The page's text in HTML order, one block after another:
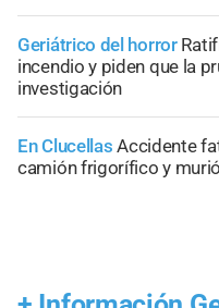
Geriátrico del horror
incendio y piden que la
investigación
En Clucellas Accidente
camión frigorífico y